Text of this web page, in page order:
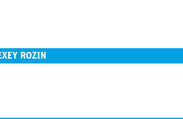
ROZIN